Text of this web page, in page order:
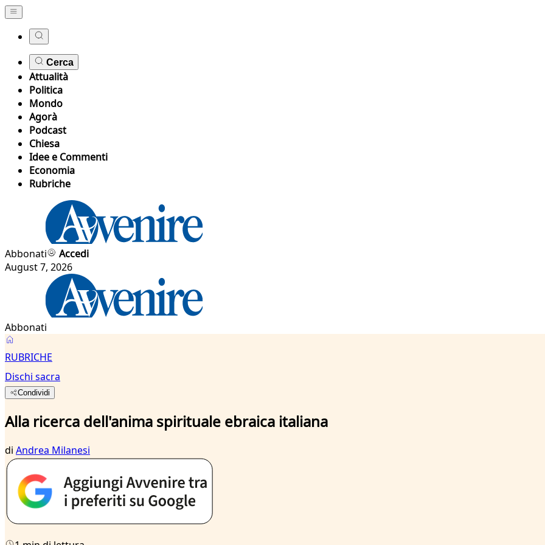
Cerca
Attualità
Politica
Mondo
Agorà
Podcast
Chiesa
Idee e Commenti
Economia
Rubriche
Abbonati
Accedi
August 7, 2026
Abbonati
RUBRICHE
Dischi sacra
Condividi
Alla ricerca dell'anima spirituale ebraica italiana
di Andrea Milanesi